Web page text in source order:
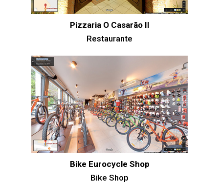
Pizzaria O Casarão II
Restaurante
Bike Eurocycle Shop
Bike Shop